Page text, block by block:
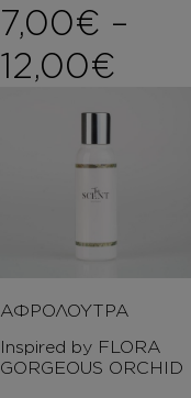
7,00€ –
12,00€
ΑΦΡΟΛΟΥΤΡΑ
Inspired by FLORA
GORGEOUS ORCHID